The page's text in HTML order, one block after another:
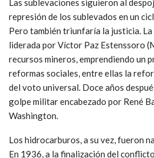
represión de los sublevados en un
Pero también triunfaría la justicia.
liderada por Víctor Paz Estenssoro
recursos mineros, emprendiendo un
reformas sociales, entre ellas la
del voto universal. Doce años
golpe militar encabezado por René
Washington.
Los hidrocarburos, a su vez, fueron
En 1936, a la finalización del